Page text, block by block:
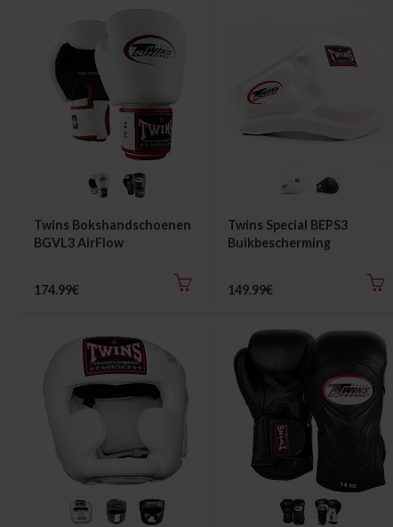
Twins Bokshandschoenen
BGVL3 AirFlow
174.99€
Twins Special BEPS3
Buikbescherming
149.99€